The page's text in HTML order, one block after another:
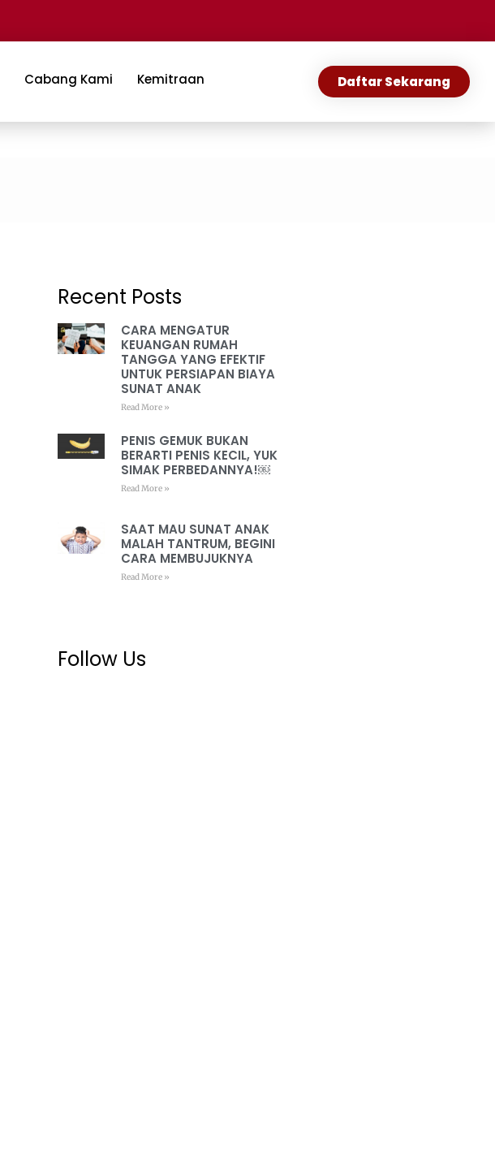
Cabang Kami Kemitraan Daftar Sekarang
Recent Posts
CARA MENGATUR
KEUANGAN RUMAH
TANGGA YANG EFEKTIF
UNTUK PERSIAPAN BIAYA
SUNAT ANAK
Read More »
PENIS GEMUK BUKAN
BERARTI PENIS KECIL, YUK
SIMAK PERBEDANNYA!￼
Read More »
SAAT MAU SUNAT ANAK
MALAH TANTRUM, BEGINI
CARA MEMBUJUKNYA
Read More »
Follow Us